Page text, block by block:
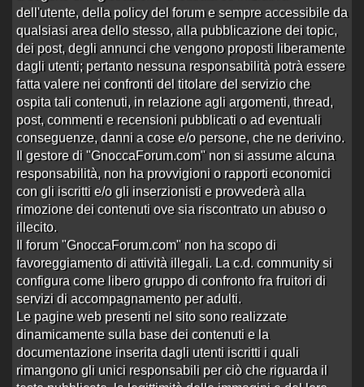
8137 visite
dance Figo!!!alle 15:54 del 24/07/15
Pippis Bar - Vezzano sul Crostolo (RE)
Aperto dasgtmajHartmanalle 19:10 del 19/09/14
2 risposte
10789 visite
Ultima rispostada Enigmista+inRe:Pippis
Bar - Vezzano su…alle 01:49 del 20/09/14
info
Aperto damorbidosoalle 19:58 del 22/02/14
3 risposte
4341 visite
Ultima rispostadaguevara71inRe:infoalle
01:26 del 06/03/14
Centro Massaggi vicino "Le Fiorite", Vi…
7 risposte
8661 visite
Ultima rispostadailbocione
Massaggi vicino …
alle 22:06 del 14/05/13
Lap dance nei dintorni
Aperto dagulliver1alle 19:54 del 22/07/12
1 risposta
8078 visite
nei dintornialle 04:12 del 02/04/13
Altre recensioni escort
dell'utente, della policy del forum e sempre accessibile da
qualsiasi area dello stesso, alla pubblicazione dei topic,
dei post, degli annunci che vengono proposti liberamente
dagli utenti; pertanto nessuna responsabilità potrà essere
fatta valere nei confronti del titolare del servizio che
ospita tali contenuti, in relazione agli argomenti, thread,
post, commenti e recensioni pubblicati o ad eventuali
conseguenze, danni a cose e/o persone, che ne derivino.
Il gestore di "GnoccaForum.com" non si assume alcuna
responsabilità, non ha provvigioni o rapporti economici
con gli iscritti e/o gli inserzionisti e provvederà alla
rimozione dei contenuti ove sia riscontrato un abuso o
illecito.
Il forum "GnoccaForum.com" non ha scopo di
favoreggiamento di attività illegali. La c.d. community si
configura come libero gruppo di confronto fra fruitori di
servizi di accompagnamento per adulti.
Le pagine web presenti nel sito sono realizzate
dinamicamente sulla base dei contenuti e la
documentazione inserita dagli utenti iscritti i quali
rimangono gli unici responsabili per ciò che riguarda il